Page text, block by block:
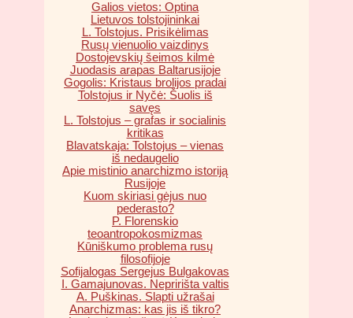
Galios vietos: Optina
Lietuvos tolstojininkai
L. Tolstojus. Prisikėlimas
Rusų vienuolio vaizdinys
Dostojevskių šeimos kilmė
Juodasis arapas Baltarusijoje
Gogolis: Kristaus brolijos pradai
Tolstojus ir Nyčė: Šuolis iš
savęs
L. Tolstojus – grafas ir socialinis
kritikas
Blavatskaja: Tolstojus – vienas
iš nedaugelio
Apie mistinio anarchizmo istoriją
Rusijoje
Kuom skiriasi gėjus nuo
pederasto?
P. Florenskio
teoantropokosmizmas
Kūniškumo problema rusų
filosofijoje
Sofijalogas Sergejus Bulgakovas
I. Gamajunovas. Nepririšta valtis
A. Puškinas. Slapti užrašai
Anarchizmas: kas jis iš tikro?